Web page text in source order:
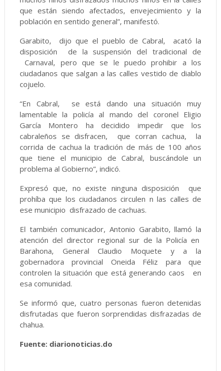
que están siendo afectados, envejecimiento y la
población en sentido general”, manifestó.
Garabito, dijo que el pueblo de Cabral, acató la
disposición de la suspensión del tradicional de
Carnaval, pero que se le puedo prohibir a los
ciudadanos que salgan a las calles vestido de diablo
cojuelo.
“En Cabral, se está dando una situación muy
lamentable la policía al mando del coronel Eligio
García Montero ha decidido impedir que los
cabraleños se disfracen, que corran cachua, la
corrida de cachua la tradición de más de 100 años
que tiene el municipio de Cabral, buscándole un
problema al Gobierno”, indicó.
Expresó que, no existe ninguna disposición que
prohíba que los ciudadanos circulen n las calles de
ese municipio disfrazado de cachuas.
El también comunicador, Antonio Garabito, llamó la
atención del director regional sur de la Policía en
Barahona, General Claudio Moquete y a la
gobernadora provincial Oneida Féliz para que
controlen la situación que está generando caos en
esa comunidad.
Se informó que, cuatro personas fueron detenidas
disfrutadas que fueron sorprendidas disfrazadas de
chahua.
Fuente: diarionoticias.do